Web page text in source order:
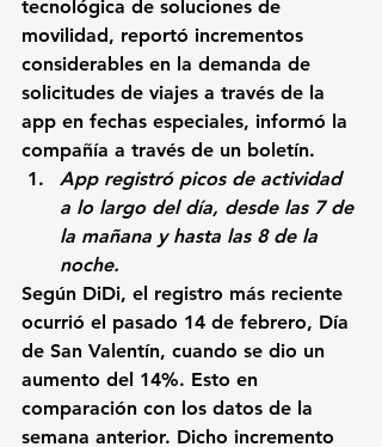
tecnológica de soluciones de
movilidad, reportó incrementos
considerables en la demanda de
solicitudes de viajes a través de la
app en fechas especiales, informó la
compañía a través de un boletín.
App registró picos de actividad
a lo largo del día, desde las 7 de
la mañana y hasta las 8 de la
noche.
Según DiDi, el registro más reciente
ocurrió el pasado 14 de febrero, Día
de San Valentín, cuando se dio un
aumento del 14%. Esto en
comparación con los datos de la
semana anterior. Dicho incremento